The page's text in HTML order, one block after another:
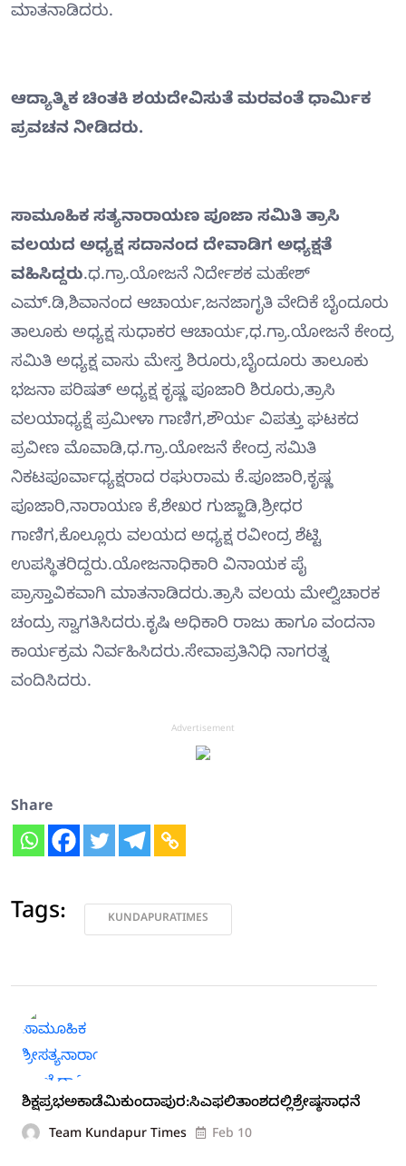
ಮಾತನಾಡಿದರು.
ಆದ್ಯಾತ್ಮಿಕ ಚಿಂತಕಿ ಶಯದೇವಿಸುತೆ ಮರವಂತೆ ಧಾರ್ಮಿಕ
ಪ್ರವಚನ ನೀಡಿದರು.
ಸಾಮೂಹಿಕ ಸತ್ಯನಾರಾಯಣ ಪೂಜಾ ಸಮಿತಿ ತ್ರಾಸಿ
ವಲಯದ ಅಧ್ಯಕ್ಷ ಸದಾನಂದ ದೇವಾಡಿಗ ಅಧ್ಯಕ್ಷತೆ
ವಹಿಸಿದ್ದರು.ಧ.ಗ್ರಾ.ಯೋಜನೆ ನಿರ್ದೇಶಕ ಮಹೇಶ್
ಎಮ್.ಡಿ,ಶಿವಾನಂದ ಆಚಾರ್ಯ,ಜನಜಾಗೃತಿ ವೇದಿಕೆ ಬೈಂದೂರು
ತಾಲೂಕು ಅಧ್ಯಕ್ಷ ಸುಧಾಕರ ಆಚಾರ್ಯ,ಧ.ಗ್ರಾ.ಯೋಜನೆ ಕೇಂದ್ರ
ಸಮಿತಿ ಅಧ್ಯಕ್ಷ ವಾಸು ಮೇಸ್ತ ಶಿರೂರು,ಬೈಂದೂರು ತಾಲೂಕು
ಭಜನಾ ಪರಿಷತ್ ಅಧ್ಯಕ್ಷ ಕೃಷ್ಣ ಪೂಜಾರಿ ಶಿರೂರು,ತ್ರಾಸಿ
ವಲಯಾಧ್ಯಕ್ಷೆ ಪ್ರಮೀಳಾ ಗಾಣಿಗ,ಶೌರ್ಯ ವಿಪತ್ತು ಘಟಕದ
ಪ್ರವೀಣ ಮೊವಾಡಿ,ಧ.ಗ್ರಾ.ಯೋಜನೆ ಕೇಂದ್ರ ಸಮಿತಿ
ನಿಕಟಪೂರ್ವಾಧ್ಯಕ್ಷರಾದ ರಘುರಾಮ ಕೆ.ಪೂಜಾರಿ,ಕೃಷ್ಣ
ಪೂಜಾರಿ,ನಾರಾಯಣ ಕೆ,ಶೇಖರ ಗುಜ್ಜಾಡಿ,ಶ್ರೀಧರ
ಗಾಣಿಗ,ಕೊಲ್ಲೂರು ವಲಯದ ಅಧ್ಯಕ್ಷ ರವೀಂದ್ರ ಶೆಟ್ಟಿ
ಉಪಸ್ಥಿತರಿದ್ದರು.ಯೋಜನಾಧಿಕಾರಿ ವಿನಾಯಕ ಪೈ
ಪ್ರಾಸ್ತಾವಿಕವಾಗಿ ಮಾತನಾಡಿದರು.ತ್ರಾಸಿ ವಲಯ ಮೇಲ್ವಿಚಾರಕ
ಚಂದ್ರು ಸ್ವಾಗತಿಸಿದರು.ಕೃಷಿ ಅಧಿಕಾರಿ ರಾಜು ಹಾಗೂ ವಂದನಾ
ಕಾರ್ಯಕ್ರಮ ನಿರ್ವಹಿಸಿದರು.ಸೇವಾಪ್ರತಿನಿಧಿ ನಾಗರತ್ನ
ವಂದಿಸಿದರು.
Advertisement
Share
Tags: KUNDAPURATIMES
ಶಿಕ್ಷಪ್ರಭಅಕಾಡೆಮಿಕುಂದಾಪುರ:ಸಿಎಫಲಿತಾಂಶದಲ್ಲಿಶ್ರೇಷ್ಠಸಾಧನೆ
Team Kundapur Times Feb 10